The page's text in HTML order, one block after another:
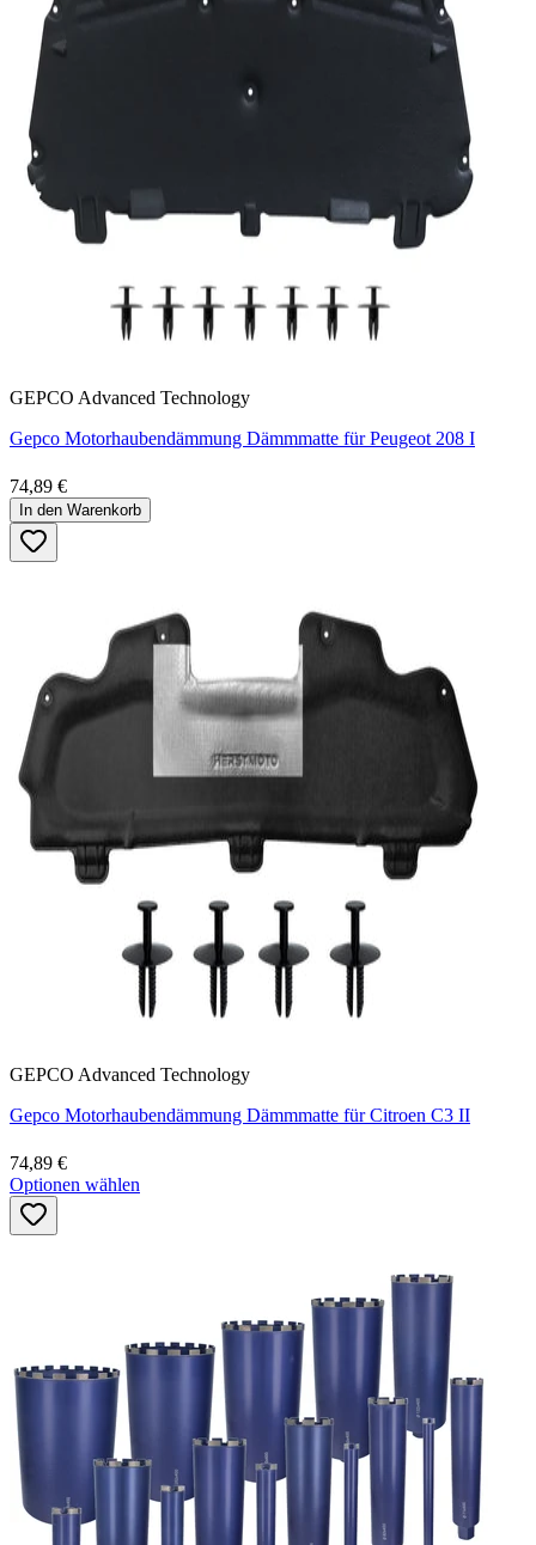
GEPCO Advanced Technology
Gepco Motorhaubendämmung Dämmmatte für Peugeot 208 I
74,89 €
In den Warenkorb
GEPCO Advanced Technology
Gepco Motorhaubendämmung Dämmmatte für Citroen C3 II
74,89 €
Optionen wählen